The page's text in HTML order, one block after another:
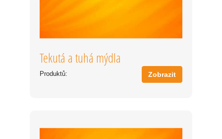
Tekutá a tuhá mýdla
Produktů: Zobrazit